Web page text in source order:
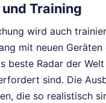
Training
wird auch
mit neuen Geräten
beste Radar der
sind. Die
die so realistisch